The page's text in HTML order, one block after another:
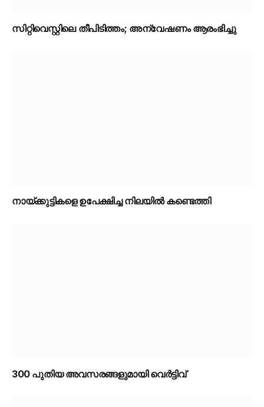
സിറ്റിവെസ്റ്റിലെ തീപിടിത്തം; അന്വേഷണം ആരംഭിച്ചു
നായ്ക്കുട്ടികളെ ഉപേക്ഷിച്ച നിലയിൽ കണ്ടെത്തി
300 പുതിയ അവസരങ്ങളുമായി വെർട്ടിവ്